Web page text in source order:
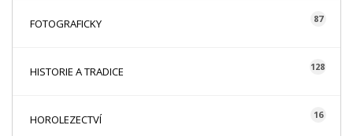
FOTOGRAFICKY 87
HISTORIE A TRADICE 128
HOROLEZECTVÍ 16